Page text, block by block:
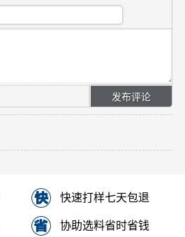
快速打样七天包退
协助选料省时省钱